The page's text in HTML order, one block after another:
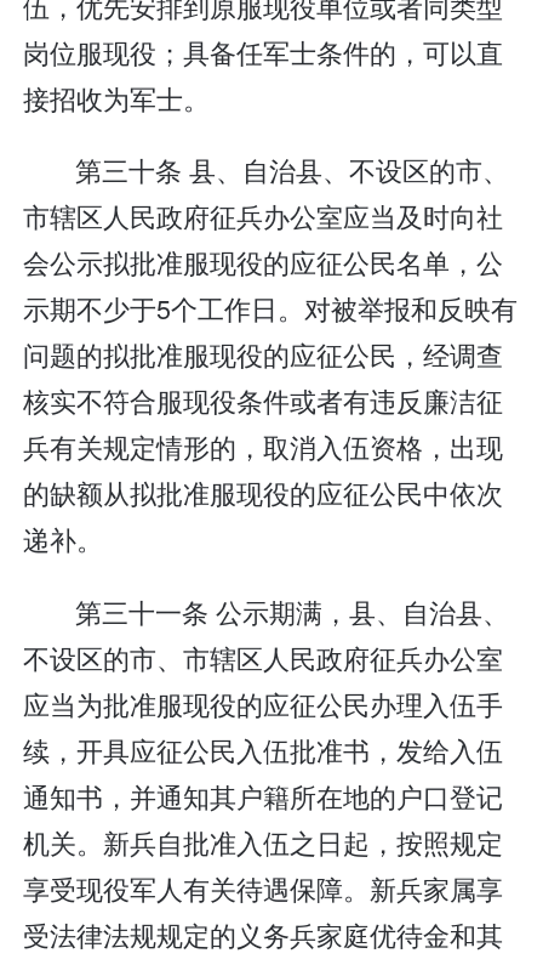
岗位服现役；具备任军士条件的，可以直
接招收为军士。
第三十条 县、自治县、不设区的市、
市辖区人民政府征兵办公室应当及时向社
会公示拟批准服现役的应征公民名单，公
示期不少于5个工作日。对被举报和反映有
问题的拟批准服现役的应征公民，经调查
核实不符合服现役条件或者有违反廉洁征
兵有关规定情形的，取消入伍资格，出现
的缺额从拟批准服现役的应征公民中依次
递补。
第三十一条 公示期满，县、自治县、
不设区的市、市辖区人民政府征兵办公室
应当为批准服现役的应征公民办理入伍手
续，开具应征公民入伍批准书，发给入伍
通知书，并通知其户籍所在地的户口登记
机关。新兵自批准入伍之日起，按照规定
享受现役军人有关待遇保障。新兵家属享
受法律法规规定的义务兵家庭优待金和其